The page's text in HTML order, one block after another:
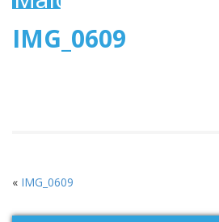
2018
IMG_0609
« IMG_0609